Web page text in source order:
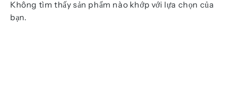
Không tìm thấy sản phẩm nào khớp với lựa chọn của
bạn.